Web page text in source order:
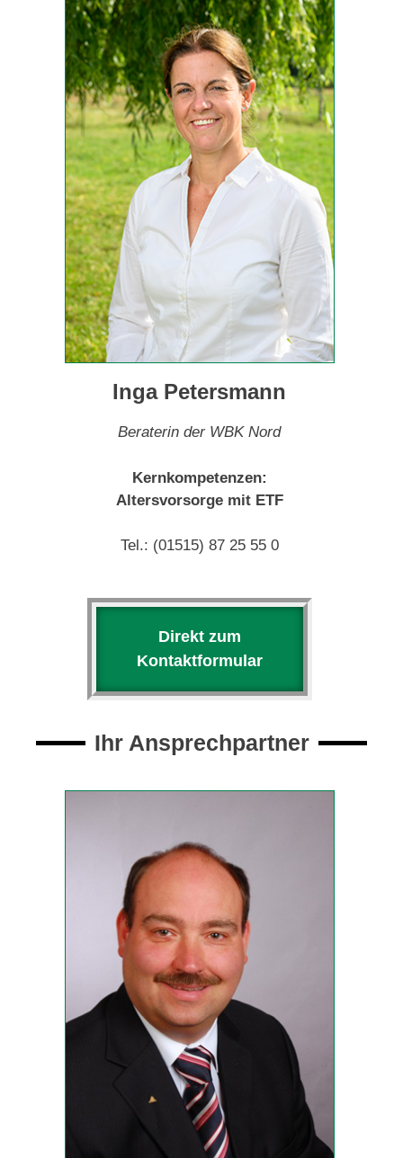
Inga Petersmann
Beraterin der WBK Nord
Kernkompetenzen:
Altersvorsorge mit ETF
Tel.: (01515) 87 25 55 0
Direkt zum
Kontaktformular
Ihr Ansprechpartner